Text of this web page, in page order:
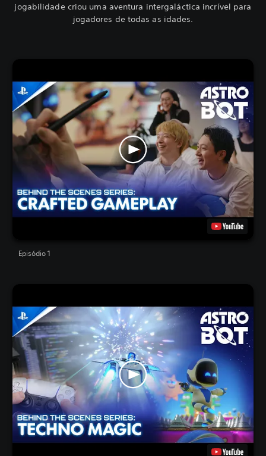
jogabilidade criou uma aventura intergaláctica incrível para
jogadores de todas as idades.
Episódio 1